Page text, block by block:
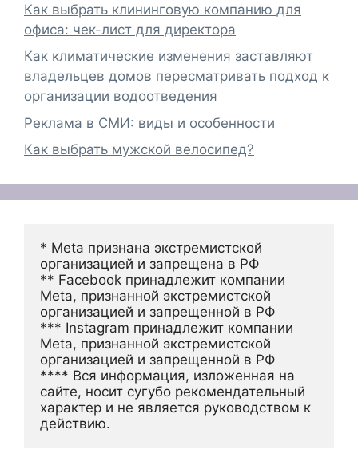
Как выбрать клининговую компанию для
офиса: чек-лист для директора
Как климатические изменения заставляют
владельцев домов пересматривать подход к
организации водоотведения
Реклама в СМИ: виды и особенности
Как выбрать мужской велосипед?
* Meta признана экстремистской
организацией и запрещена в РФ
** Facebook принадлежит компании
Meta, признанной экстремистской
организацией и запрещенной в РФ
*** Instagram принадлежит компании
Meta, признанной экстремистской
организацией и запрещенной в РФ
**** Вся информация, изложенная на
сайте, носит сугубо рекомендательный
характер и не является руководством к
действию.